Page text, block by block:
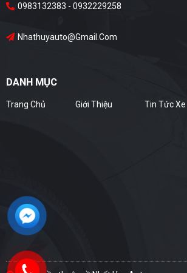
0983132383 - 0932229258
Nhathuyauto@gmail.com
DANH MỤC
Trang Chủ Giới Thiệu Tin Tức Xe